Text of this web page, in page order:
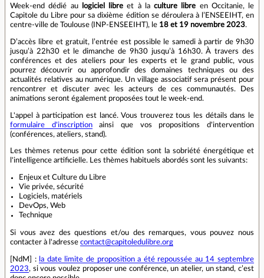
Week-end dédié au logiciel libre et à la culture libre en Occitanie, le
Capitole du Libre pour sa dixième édition se déroulera à l’ENSEEIHT, en
centre‐ville de Toulouse (INP-ENSEEIHT), le 18 et 19 novembre 2023.
D’accès libre et gratuit, l’entrée est possible le samedi à partir de 9h30
jusqu’à 22h30 et le dimanche de 9h30 jusqu’à 16h30. À travers des
conférences et des ateliers pour les experts et le grand public, vous
pourrez découvrir ou approfondir des domaines techniques ou des
actualités relatives au numérique. Un village associatif sera présent pour
rencontrer et discuter avec les acteurs de ces communautés. Des
animations seront également proposées tout le week-end.
L'appel à participation est lancé. Vous trouverez tous les détails dans le
formulaire d'inscriptionainsi que vos propositions d'intervention
(conférences, ateliers, stand).
Les thèmes retenus pour cette édition sont la sobriété énergétique et
l'intelligence artificielle. Les thèmes habituels abordés sont les suivants:
Enjeux et Culture du Libre
Vie privée, sécurité
Logiciels, matériels
DevOps, Web
Technique
Si vous avez des questions et/ou des remarques, vous pouvez nous
contacter à l'adresse contact@capitoledulibre.org
[NdM] : la date limite de proposition a été repoussée au 14 septembre
2023, si vous voulez proposer une conférence, un atelier, un stand, c’est